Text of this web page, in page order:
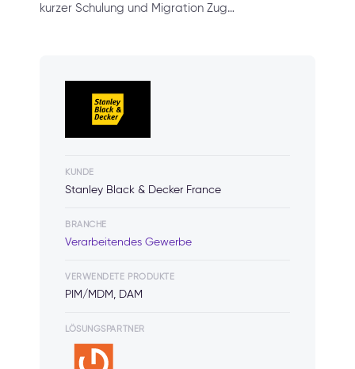
kurzer Schulung und Migration Zug…
KUNDE
Stanley Black & Decker France
BRANCHE
Verarbeitendes Gewerbe
VERWENDETE PRODUKTE
PIM/MDM, DAM
LÖSUNGSPARTNER